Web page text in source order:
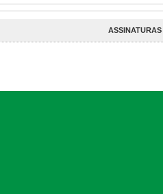
ASSINATURAS